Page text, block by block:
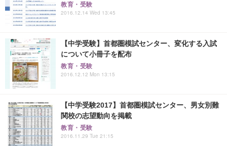
教育・受験
2016.12.14 Wed 13:45
【中学受験】首都圏模試センター、変化する入試
について小冊子を配布
教育・受験
2016.12.12 Mon 13:15
【中学受験2017】首都圏模試センター、男女別難
関校の志望動向を掲載
教育・受験
2016.11.29 Tue 21:15